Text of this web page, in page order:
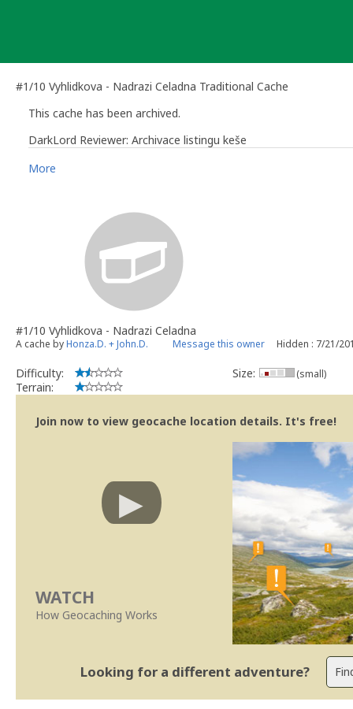
#1/10 Vyhlidkova - Nadrazi Celadna Traditional Cache
This cache has been archived.
DarkLord Reviewer: Archivace listingu keše
DarkLord Reviewer
More
#1/10 Vyhlidkova - Nadrazi Celadna
A cache byHonza.D. + John.D. Message this owner Hidden : 7/21/
Difficulty:
Terrain:
Size: (small)
Join now to view geocache location details. It's free!
WATCH
How Geocaching Works
Looking for a different adventure?